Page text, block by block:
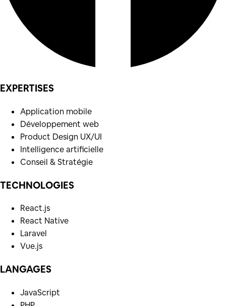
EXPERTISES
Application mobile
Développement web
Product Design UX/UI
Intelligence artificielle
Conseil & Stratégie
TECHNOLOGIES
React.js
React Native
Laravel
Vue.js
LANGAGES
JavaScript